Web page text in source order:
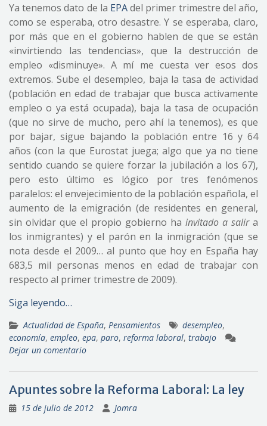
Ya tenemos dato de la EPAdel primer trimestre del año,
como se esperaba, otro desastre. Y se esperaba, claro,
por más que en el gobierno hablen de que se están
«invirtiendo las tendencias», que la destrucción de
empleo «disminuye». A mí me cuesta ver esos dos
extremos. Sube el desempleo, baja la tasa de actividad
(población en edad de trabajar que busca activamente
empleo o ya está ocupada), baja la tasa de ocupación
(que no sirve de mucho, pero ahí la tenemos), es que
por bajar, sigue bajando la población entre 16 y 64
años (con la que Eurostat juega; algo que ya no tiene
sentido cuando se quiere forzar la jubilación a los 67),
pero esto último es lógico por tres fenómenos
paralelos: el envejecimiento de la población española, el
aumento de la emigración (de residentes en general,
sin olvidar que el propio gobierno ha invitado a salira
los inmigrantes) y el parón en la inmigración (que se
nota desde el 2009… al punto que hoy en España hay
683,5 mil personas menos en edad de trabajar con
respecto al primer trimestre de 2009).
Siga leyendo…
Actualidad de España, Pensamientos desempleo,
economía, empleo, epa, paro, reforma laboral, trabajo
Dejar un comentario
Apuntes sobre la Reforma Laboral: La ley
15 de julio de 2012 Jomra